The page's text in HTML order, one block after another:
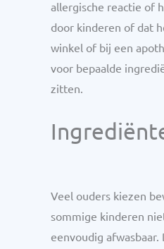
allergische reactie of
door kinderen of dat
winkel of bij een
voor bepaalde
zitten.
Veel ouders kiezen
sommige kinderen
eenvoudig